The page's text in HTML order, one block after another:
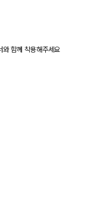
와 함께 착용해주세요